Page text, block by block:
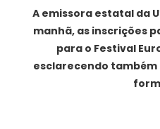
A emissora estatal da
manhã, as inscrições
para o Festival
esclarecendo também